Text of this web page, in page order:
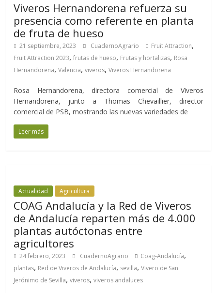
Viveros Hernandorena refuerza su
presencia como referente en planta
de fruta de hueso
21 septiembre, 2023 CuadernoAgrario Fruit Attraction,
Fruit Attraction 2023,frutas de hueso, Frutas y hortalizas, Rosa
Hernandorena,Valencia,viveros,Viveros Hernandorena
Rosa Hernandorena, directora comercial de Viveros
Hernandorena, junto a Thomas Chevaillier, director
comercial de PSB, mostrando las nuevas variedades de
Leer más
Actualidad Agricultura
COAG Andalucía y la Red de Viveros
de Andalucía reparten más de 4.000
plantas autóctonas entre
agricultores
24 febrero, 2023 CuadernoAgrario Coag-Andalucía,
plantas, Red de Viveros de Andalucía, sevilla,Vivero de San
Jerónimo de Sevilla,viveros,viveros andaluces